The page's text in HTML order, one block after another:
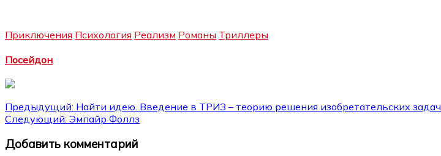
Приключения Психология Реализм Романы Триллеры
Посейдон
Навигация
по
записям
Предыдущий: Найти идею. Введение в ТРИЗ – теорию решения изобретательских задач
Следующий: Эмпайр Фоллз
Добавить комментарий